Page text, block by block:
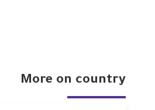
More on country